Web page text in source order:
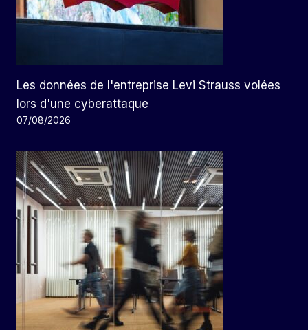
Les données de l'entreprise Levi Strauss volées
lors d'une cyberattaque
07/08/2026